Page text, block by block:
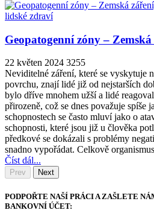
Geopatogenní zóny –
22 květen 2024 3255
Neviditelné záření, které se vyskytuje
povrchu, znají lidé již od nejstarších
bylo dříve mnohem užší a lidé
přirozeně, což se dnes považuje spíše
schopnostech se často mluví jako o
schopnosti, které jsou již u člověka
předkové se dokázali s problémy
snadno vypořádat. Celkově
Číst dál...
Prev Next
PODPOŘTE NAŠÍ PRÁCI A ZAŠLETE
BANKOVNÍ ÚČET: